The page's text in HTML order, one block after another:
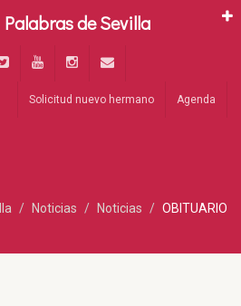
Solicitud nuevo hermano Agenda
Noticias Noticias OBITUARIO
de Sevilla